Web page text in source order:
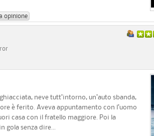
opinione
neve tutt’intorno, un’auto sbanda,
è ferito. Aveva appuntamento con l’uomo
casa con il fratello maggiore. Poi la
gola senza dire...